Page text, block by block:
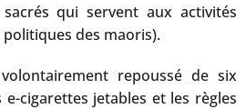
qui servent aux activités
des maoris).
repoussé de six
e-cigarettes jetables et les règles